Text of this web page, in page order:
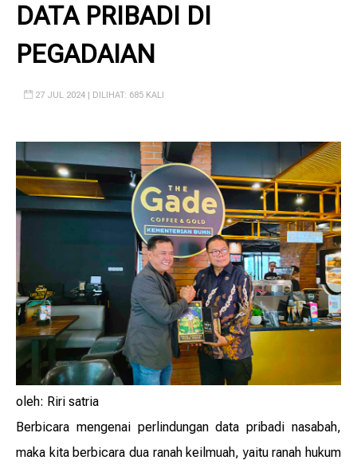
DATA PRIBADI DI
PEGADAIAN
27 JUL 2024 | DILIHAT: 685 KALI
oleh: Riri satria
Berbicara mengenai perlindungan data pribadi nasabah,
maka kita berbicara dua ranah keilmuah, yaitu ranah hukum